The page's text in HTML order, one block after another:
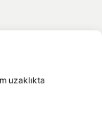
uzaklıkta